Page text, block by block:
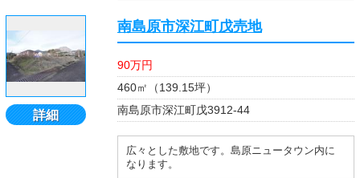
詳細
南島原市深江町戊売地
90万円
460㎡（139.15坪）
南島原市深江町戊3912-44
広々とした敷地です。島原ニュータウン内に
なります。